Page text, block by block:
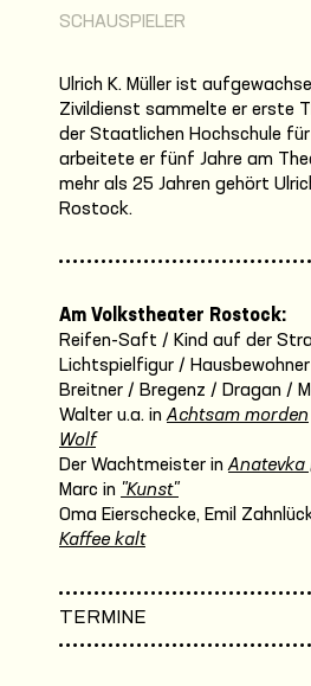
SCHAUSPIELER
Ulrich K. Müller ist
Zivildienst sammelte er erste
der Staatlichen Hochschule
arbeitete er fünf Jahre am
mehr als 25 Jahren gehört
Rostock.
Am Volkstheater Rostock:
Reifen-Saft / Kind auf der
Lichtspielfigur / Hausbewohner
Breitner / Bregenz / Dragan /
Walter u.a. in Achtsam morden
Wolf
Der Wachtmeister in Anatevka
Marc in "Kunst"
Oma Eierschecke, Emil
Kaffee kalt
TERMINE